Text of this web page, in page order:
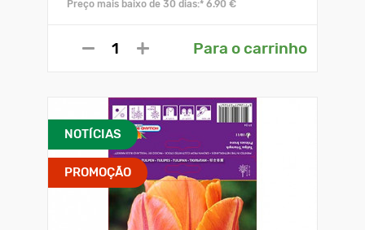
Preço mais baixo de 30 dias:* 6.90 €
Para o carrinho
NOTÍCIAS
PROMOÇÃO